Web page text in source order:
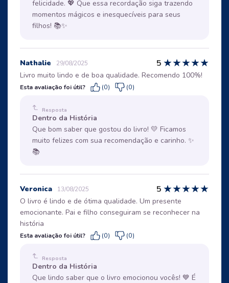
felicidade. 💖 Que essa recordação siga trazendo
momentos mágicos e inesquecíveis para seus
filhos! 📚✨
Nathalie 29/08/2025 5 ★★★★★
Livro muito lindo e de boa qualidade. Recomendo 100%!
Esta avaliação foi útil? (0) (0)
Resposta
Dentro da História
Que bom saber que gostou do livro! 💛 Ficamos
muito felizes com sua recomendação e carinho. ✨
📚
Veronica 13/08/2025 5 ★★★★★
O livro é lindo e de ótima qualidade. Um presente
emocionante. Pai e filho conseguiram se reconhecer na
história
Esta avaliação foi útil? (0) (0)
Resposta
Dentro da História
Que lindo saber que o livro emocionou vocês! 💙 É